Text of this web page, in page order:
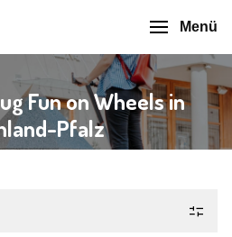
Menü
Fun on Wheels in
Pfalz